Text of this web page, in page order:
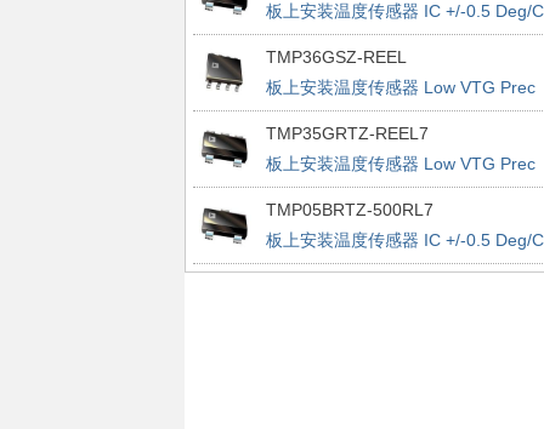
板上安装温度传感器 IC +/-0.5 Deg/C
Accurate PWM
TMP36GSZ-REEL
板上安装温度传感器 Low VTG Prec
Vout 2.7-5.5V
TMP35GRTZ-REEL7
板上安装温度传感器 Low VTG Prec
Vout 2.7-5.5V
TMP05BRTZ-500RL7
板上安装温度传感器 IC +/-0.5 Deg/C
Accurate PWM